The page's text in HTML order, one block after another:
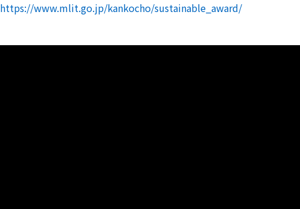
https://www.mlit.go.jp/kankocho/sustainable_award/